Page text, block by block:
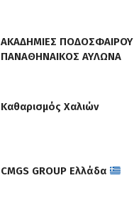
ΑΚΑΔΗΜΙΕΣ ΠΟΔΟΣΦΑΙΡΟΥ
ΠΑΝΑΘΗΝΑΙΚΟΣ ΑΥΛΩΝΑ
Καθαρισμός Χαλιών
CMGS GROUP Ελλάδα